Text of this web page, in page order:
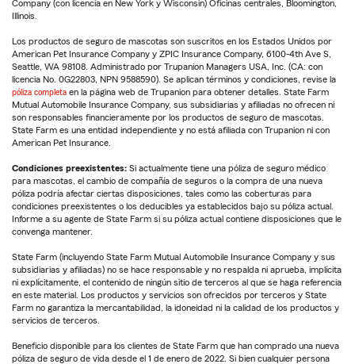
Company (con licencia en New York y Wisconsin) Oficinas centrales, Bloomington,
Illinois.
Los productos de seguro de mascotas son suscritos en los Estados Unidos por
American Pet Insurance Company y ZPIC Insurance Company, 6100-4th Ave S,
Seattle, WA 98108. Administrado por Trupanion Managers USA, Inc. (CA: con
licencia No. 0G22803, NPN 9588590). Se aplican términos y condiciones, revise la
póliza completa en la página web de Trupanion para obtener detalles. State Farm
Mutual Automobile Insurance Company, sus subsidiarias y afiliadas no ofrecen ni
son responsables financieramente por los productos de seguro de mascotas.
State Farm es una entidad independiente y no está afiliada con Trupanion ni con
American Pet Insurance.
Condiciones preexistentes: Si actualmente tiene una póliza de seguro médico
para mascotas, el cambio de compañía de seguros o la compra de una nueva
póliza podría afectar ciertas disposiciones, tales como las coberturas para
condiciones preexistentes o los deducibles ya establecidos bajo su póliza actual.
Informe a su agente de State Farm si su póliza actual contiene disposiciones que le
convenga mantener.
State Farm (incluyendo State Farm Mutual Automobile Insurance Company y sus
subsidiarias y afiliadas) no se hace responsable y no respalda ni aprueba, implícita
ni explícitamente, el contenido de ningún sitio de terceros al que se haga referencia
en este material. Los productos y servicios son ofrecidos por terceros y State
Farm no garantiza la mercantabilidad, la idoneidad ni la calidad de los productos y
servicios de terceros.
Beneficio disponible para los clientes de State Farm que han comprado una nueva
póliza de seguro de vida desde el 1 de enero de 2022. Si bien cualquier persona